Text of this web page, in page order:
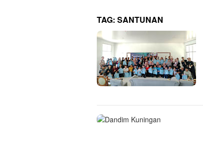
TAG: SANTUNAN